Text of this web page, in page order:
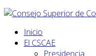
Inicio
El CSCAE
Presidencia